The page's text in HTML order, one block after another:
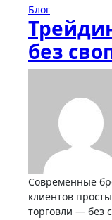
Блог
без
Современные брокеры стремятся привлечь
клиентов
торговли — без